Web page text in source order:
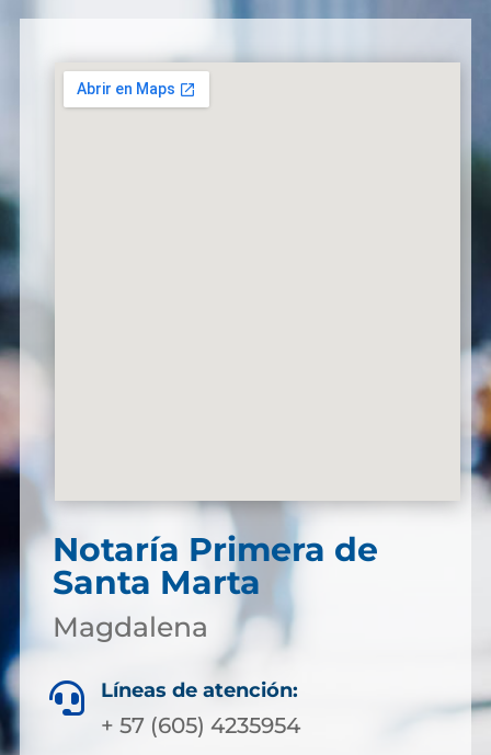
Notaría Primera de
Santa Marta
Magdalena
 Líneas de atención:
+ 57 (605) 4235954